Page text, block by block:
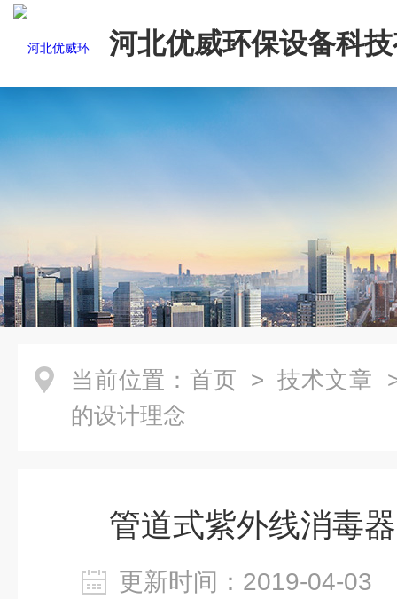
河北优威环保设备科
司
当前位置： 首页 > 技术文章
的设计理念
管道式紫外线消毒
更新时间：2019-04-